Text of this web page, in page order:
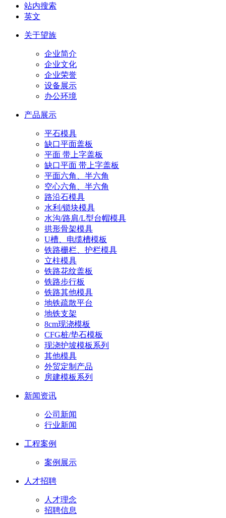
站内搜索
英文
关于望族
企业简介
企业文化
企业荣誉
设备展示
办公环境
产品展示
平石模具
缺口平面盖板
平面 带上字盖板
缺口平面 带上字盖板
平面六角、半六角
空心六角、半六角
路沿石模具
水利/锁块模具
水沟/路肩/L型台帽模具
拱形骨架模具
U槽、电缆槽模板
铁路栅栏、护栏模具
立柱模具
铁路花纹盖板
铁路步行板
铁路其他模具
地铁疏散平台
地铁支架
8cm现浇模板
CFG桩/垫石模板
现浇护坡模板系列
其他模具
外贸定制产品
房建模板系列
新闻资讯
公司新闻
行业新闻
工程案例
案例展示
人才招聘
人才理念
招聘信息